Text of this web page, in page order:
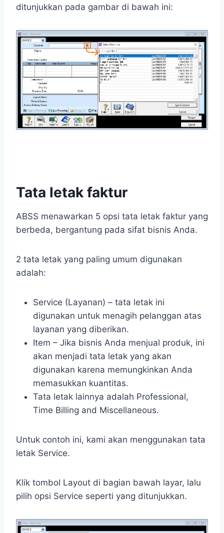
ditunjukkan pada gambar di bawah ini:
Tata letak faktur
ABSS menawarkan 5 opsi tata letak faktur yang
berbeda, bergantung pada sifat bisnis Anda.
2 tata letak yang paling umum digunakan
adalah:
Service (Layanan) – tata letak ini
digunakan untuk menagih pelanggan atas
layanan yang diberikan.
Item – Jika bisnis Anda menjual produk, ini
akan menjadi tata letak yang akan
digunakan karena memungkinkan Anda
memasukkan kuantitas.
Tata letak lainnya adalah Professional,
Time Billing and Miscellaneous.
Untuk contoh ini, kami akan menggunakan tata
letak Service.
Klik tombol Layout di bagian bawah layar, lalu
pilih opsi Service seperti yang ditunjukkan.